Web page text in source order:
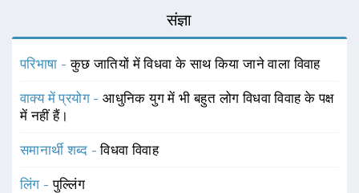
संज्ञा
परिभाषा -कुछ जातियों में विधवा के साथ किया जाने वाला विवाह
वाक्य में प्रयोग -आधुनिक युग में भी बहुत लोग विधवा विवाह के पक्ष
में नहीं हैं।
समानार्थी शब्द -विधवा विवाह
लिंग -पुल्लिंग